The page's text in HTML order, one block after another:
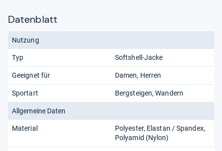
Datenblatt
Nutzung
Typ Softshell-Jacke
Geeignet für Damen Herren
Sportart Bergsteigen Wandern
Allgemeine Daten
Material Polyester Elastan / Spandex
Polyamid (Nylon)